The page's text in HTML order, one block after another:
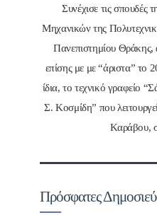
Συνέχισε τις σπουδές
Μηχανικών της
Πανεπιστημίου Θράκης,
επίσης με με “άριστα” το
ίδια, το τεχνικό γραφείο
Σ. Κοσμίδη” που
Καράβου,
Πρόσφατες